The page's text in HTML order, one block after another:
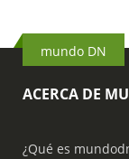
mundo DN
ACERCA DE
¿Qué es